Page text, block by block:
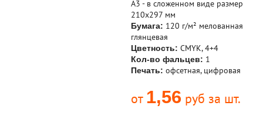
А3 - в сложенном виде размер
210х297 мм
Бумага: 120 г/м² мелованная
глянцевая
Цветность: CMYK, 4+4
Кол-во фальцев: 1
Печать: офсетная, цифровая
от 1,56руб за шт.